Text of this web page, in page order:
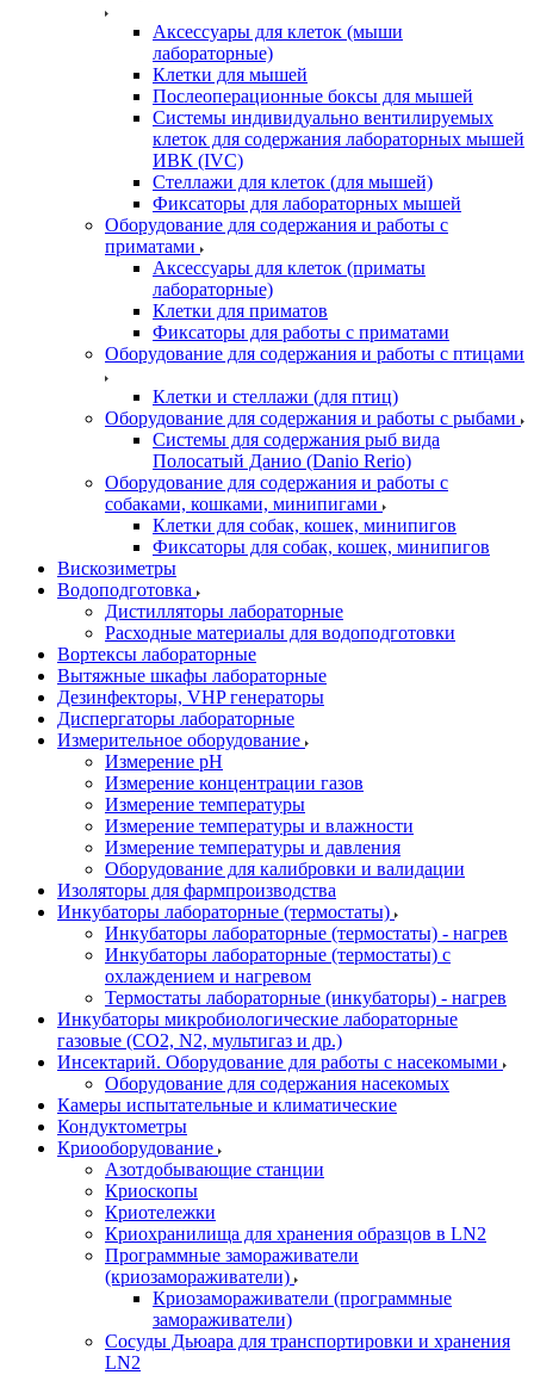
Аксессуары для клеток (мыши
лабораторные)
Клетки для мышей
Послеоперационные боксы для мышей
Системы индивидуально вентилируемых
клеток для содержания лабораторных мышей
ИВК (IVC)
Стеллажи для клеток (для мышей)
Фиксаторы для лабораторных мышей
Оборудование для содержания и работы с
приматами
Аксессуары для клеток (приматы
лабораторные)
Клетки для приматов
Фиксаторы для работы с приматами
Оборудование для содержания и работы с птицами
Клетки и стеллажи (для птиц)
Оборудование для содержания и работы с рыбами
Системы для содержания рыб вида
Полосатый Данио (Danio Rerio)
Оборудование для содержания и работы с
собаками, кошками, минипигами
Клетки для собак, кошек, минипигов
Фиксаторы для собак, кошек, минипигов
Вискозиметры
Водоподготовка
Дистилляторы лабораторные
Расходные материалы для водоподготовки
Вортексы лабораторные
Вытяжные шкафы лабораторные
Дезинфекторы, VHP генераторы
Диспергаторы лабораторные
Измерительное оборудование
Измерение pH
Измерение концентрации газов
Измерение температуры
Измерение температуры и влажности
Измерение температуры и давления
Оборудование для калибровки и валидации
Изоляторы для фармпроизводства
Инкубаторы лабораторные (термостаты)
Инкубаторы лабораторные (термостаты) - нагрев
Инкубаторы лабораторные (термостаты) с
охлаждением и нагревом
Термостаты лабораторные (инкубаторы) - нагрев
Инкубаторы микробиологические лабораторные
газовые (CO2, N2, мультигаз и др.)
Инсектарий. Оборудование для работы с насекомыми
Оборудование для содержания насекомых
Камеры испытательные и климатические
Кондуктометры
Криооборудование
Азотдобывающие станции
Криоскопы
Криотележки
Криохранилища для хранения образцов в LN2
Программные замораживатели
(криозамораживатели)
Криозамораживатели (программные
замораживатели)
Сосуды Дьюара для транспортировки и хранения
LN2